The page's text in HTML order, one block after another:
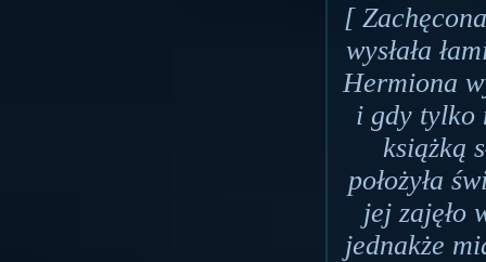
[
wysłała
Hermiona
i gdy tylko
książką
położyła
jej zajęło
jednakże